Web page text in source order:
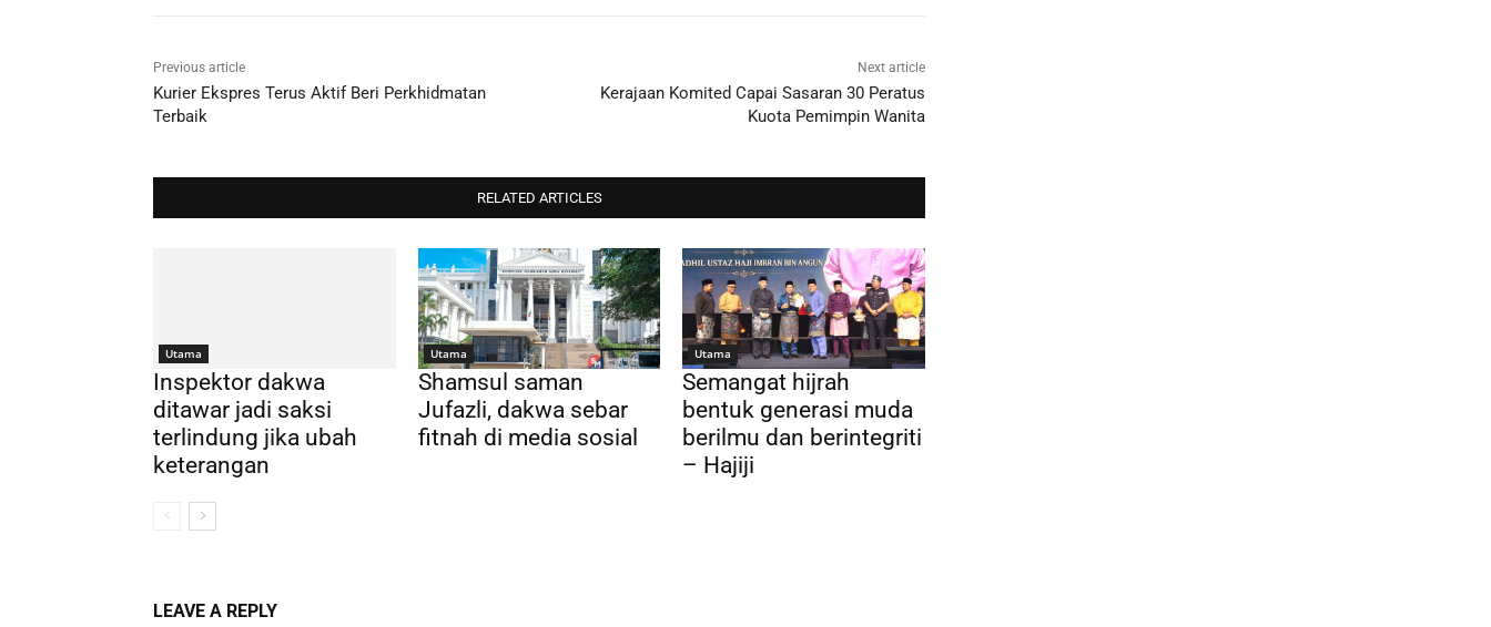
Previous article
Kurier Ekspres Terus Aktif Beri Perkhidmatan
Terbaik
Next article
Kerajaan Komited Capai Sasaran 30 Peratus
Kuota Pemimpin Wanita
RELATED ARTICLES
Utama
Inspektor dakwa
ditawar jadi saksi
terlindung jika ubah
keterangan
Utama
Shamsul saman
Jufazli, dakwa sebar
fitnah di media sosial
Utama
Semangat hijrah
bentuk generasi muda
berilmu dan berintegriti
– Hajiji
LEAVE A REPLY